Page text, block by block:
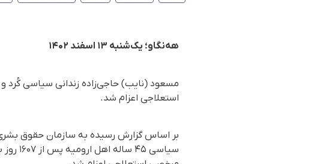
هه‌نگاو؛ یک‌شنبه ۱۳ اسفند ۱۴۰۲
مسعود (نایب) حاجی‌زاده زندانی سیاسی کُرد
استعلاجی اعزام شد.